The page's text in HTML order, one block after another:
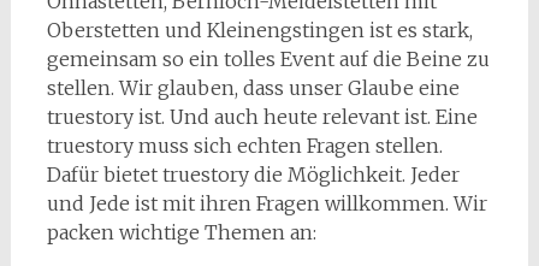
Oberstetten und Kleinengstingen ist es stark,
gemeinsam so ein tolles Event auf die Beine zu
stellen. Wir glauben, dass unser Glaube eine
truestory ist. Und auch heute relevant ist. Eine
truestory muss sich echten Fragen stellen.
Dafür bietet truestory die Möglichkeit. Jeder
und Jede ist mit ihren Fragen willkommen. Wir
packen wichtige Themen an: